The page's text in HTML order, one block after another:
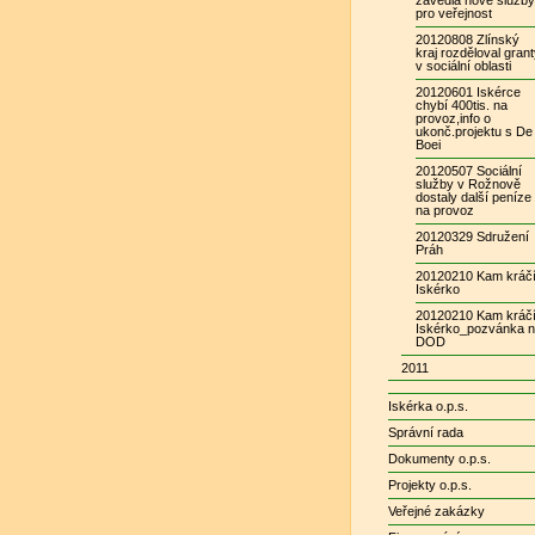
pro veřejnost
20120808 Zlínský
kraj rozděloval
v sociální oblasti
20120601 Iskérce
chybí 400tis. na
provoz,info o
ukonč.projektu s De
Boei
20120507 Sociální
služby v Rožnově
dostaly další peníze
na provoz
20120329 Sdružení
Práh
20120210 Kam
Iskérko
20120210 Kam
Iskérko_pozvánka
DOD
2011
Iskérka o.p.s.
Správní rada
Dokumenty o.p.s.
Projekty o.p.s.
Veřejné zakázky